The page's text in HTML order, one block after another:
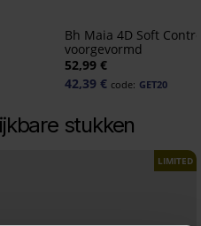
Bh Maia 4D Soft
voorgevormd
52,99 €
42,39 € code: GET20
stukken
LIMITED